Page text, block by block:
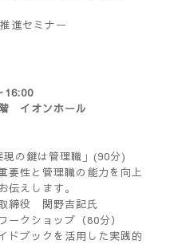
進セミナー
16:00
イオンホール
の鍵は管理職」(90分)
要性と管理職の能力を向上
伝えします。
締役 関野吉記氏
クショップ（80分）
ドブックを活用した実践的